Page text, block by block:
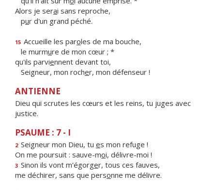
Alors je serai sans reproche,
pur d'un grand péché.
15 Accueille les paroles de ma bouche,
le murmure de mon cœur ; *
qu'ils parviennent devant toi,
Seigneur, mon rocher, mon défenseur !
ANTIENNE
Dieu qui scrutes les cœurs et les reins, tu juges avec
justice.
PSAUME : 7 - I
2 Seigneur mon Dieu, tu es mon refuge !
On me poursuit : sauve-moi, délivre-moi !
3 Sinon ils vont m'égorger, tous ces fauves,
me déchirer, sans que personne me délivre.